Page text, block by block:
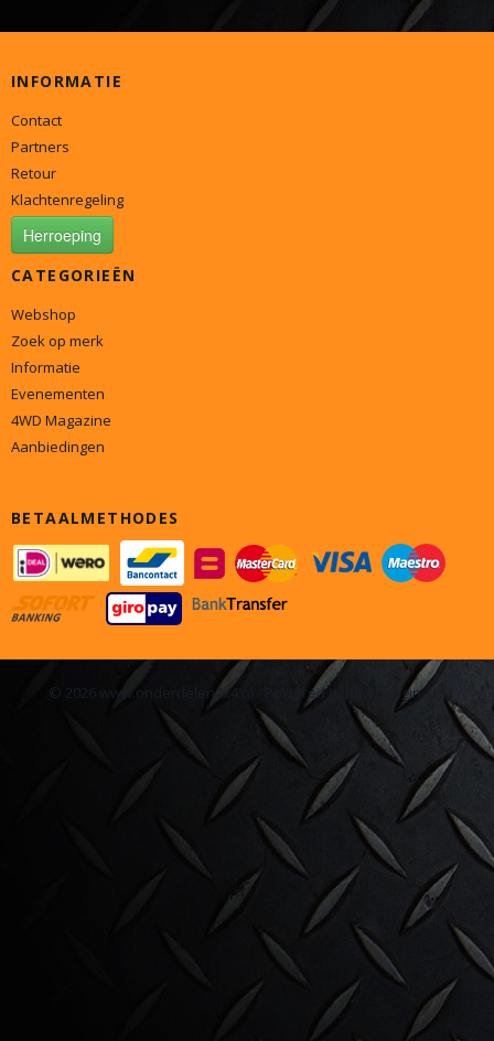
INFORMATIE
Contact
Partners
Retour
Klachtenregeling
Herroeping
CATEGORIEËN
Webshop
Zoek op merk
Informatie
Evenementen
4WD Magazine
Aanbiedingen
BETAALMETHODES
© 2026 www.onderdelen4x4.nl - Powered by Shoppagina.nl